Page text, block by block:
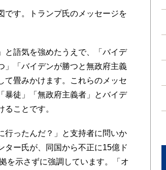
す。トランプ氏のメッセージを
語気を強めたうえで、「バイデ
」「バイデンが勝つと無政府主義
て畳みかけます。これらのメッセ
暴徒」「無政府主義者」とバイデ
ことです。
ったんだ？」と支持者に問いか
ター氏が、同国から不正に15億ド
を示さずに強調しています。「オ